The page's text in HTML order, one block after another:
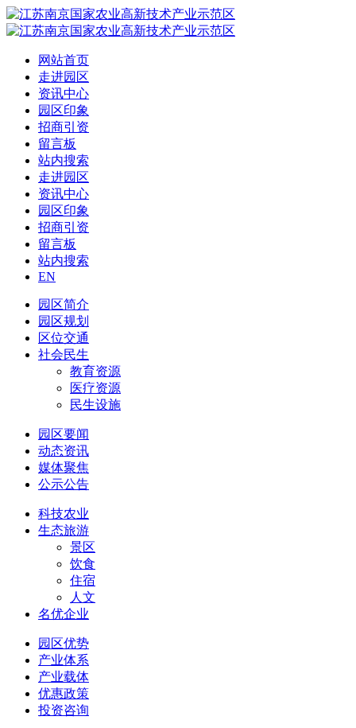
网站首页
走进园区
资讯中心
园区印象
招商引资
留言板
站内搜索
走进园区
资讯中心
园区印象
招商引资
留言板
站内搜索
EN
园区简介
园区规划
区位交通
社会民生
教育资源
医疗资源
民生设施
园区要闻
动态资讯
媒体聚焦
公示公告
科技农业
生态旅游
景区
饮食
住宿
人文
名优企业
园区优势
产业体系
产业载体
优惠政策
投资咨询